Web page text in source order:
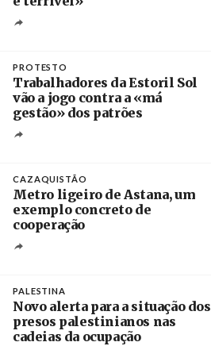
PROTESTO
Trabalhadores da Estoril Sol
vão a jogo contra a «má
gestão» dos patrões
CAZAQUISTÃO
Metro ligeiro de Astana, um
exemplo concreto de
cooperação
PALESTINA
Novo alerta para a situação dos
presos palestinianos nas
cadeias da ocupação